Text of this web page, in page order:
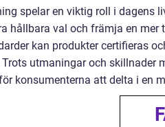
spelar en viktig roll i dagens
hållbara val och främja en
kan produkter certifieras
utmaningar och skillnader
konsumenterna att delta i en